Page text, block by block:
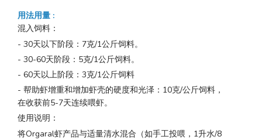
用法用量 :
混入饲料：
- 30天以下阶段：7克/1公斤饲料。
- 30-60天阶段：5克/1公斤饲料。
- 60天以上阶段：3克/1公斤饲料
- 帮助虾增重和增加虾壳的硬度和光泽：10克/公斤饲料，
在收获前5-7天连续喂虾。
使用说明：
将Orgaral虾产品与适量清水混合（如手工投喂，1升水/8